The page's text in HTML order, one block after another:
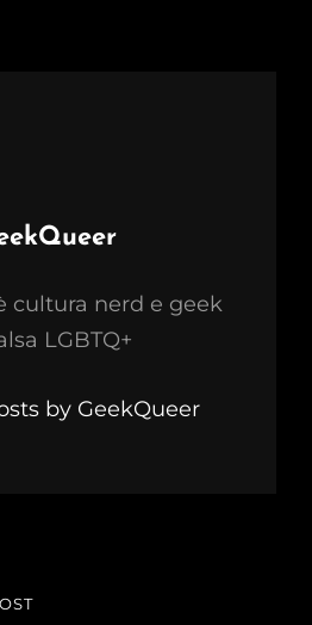
cultura nerd e geek
LGBTQ+
by GeekQueer